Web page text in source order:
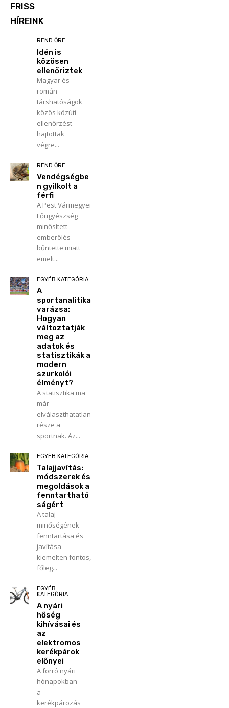
FRISS
HÍREINK
REND ŐRE
Idén is
közösen
ellenőriztek
Magyar és
román
társhatóságok
közös közúti
ellenőrzést
hajtottak
végre...
REND ŐRE
Vendégségbe
n gyilkolt a
férfi
A Pest Vármegyei
Főügyészség
minősített
emberölés
bűntette miatt
emelt...
EGYÉB KATEGÓRIA
A
sportanalitika
varázsa:
Hogyan
változtatják
meg az
adatok és
statisztikák a
modern
szurkolói
élményt?
A statisztika ma
már
elválaszthatatlan
része a
sportnak. Az...
EGYÉB KATEGÓRIA
Talajjavítás:
módszerek és
megoldások a
fenntartható
ságért
A talaj
minőségének
fenntartása és
javítása
kiemelten fontos,
főleg...
EGYÉB
KATEGÓRIA
A nyári
hőség
kihívásai és
az
elektromos
kerékpárok
előnyei
A forró nyári
hónapokban
a
kerékpározás